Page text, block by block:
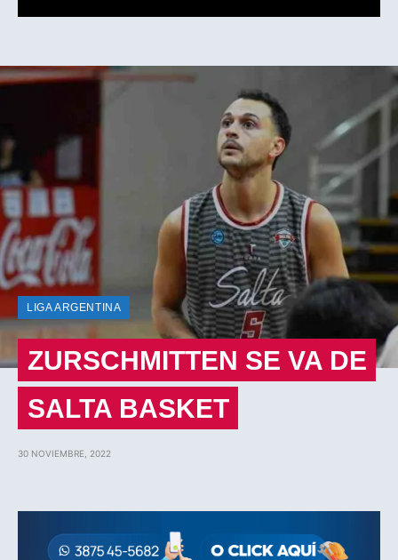
LIGA ARGENTINA
ZURSCHMITTEN SE VA DE
SALTA BASKET
30 NOVIEMBRE, 2022